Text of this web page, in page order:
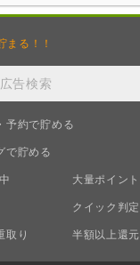
まる！！
予約で貯める
で貯める
大量ポイント
クイック判定
取り 半額以上還元